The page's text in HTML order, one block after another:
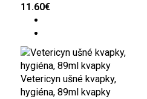
11.60€
Vetericyn ušné kvapky,
hygiéna, 89ml kvapky